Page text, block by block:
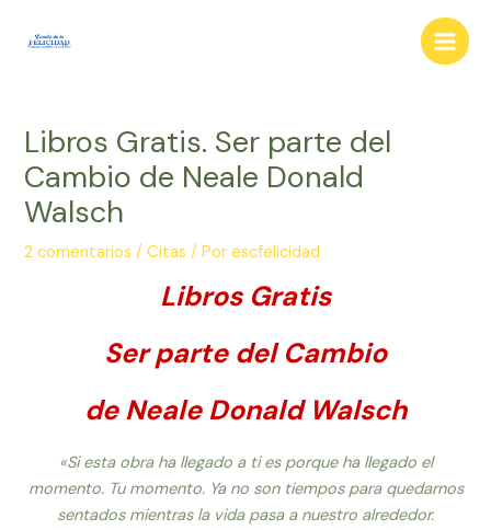
Main
Libros Gratis. Ser parte del
Cambio de Neale Donald
Walsch
2 comentarios /Citas / Porescfelicidad
Libros Gratis
Ser parte del Cambio
de Neale Donald Walsch
«Si esta obra ha llegado a ti es porque ha llegado el
momento. Tu momento. Ya no son tiempos para quedarnos
sentados mientras la vida pasa a nuestro alrededor.